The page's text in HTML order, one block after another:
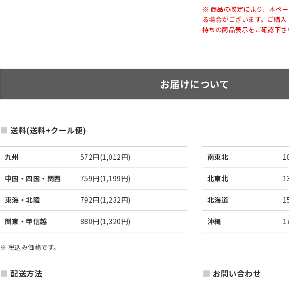
※ 商品の改定により、本ペ
る場合がございます。ご購
持ちの商品表示をご確認下さ
お届けについて
送料(送料+クール便)
九州 572円(1,012円)
中国・四国・関西 759円(1,199円)
東海・北陸 792円(1,232円)
関東・甲信越 880円(1,320円)
南東北
北東北
北海道
沖縄
※ 税込み価格です。
配送方法
お問い合わせ